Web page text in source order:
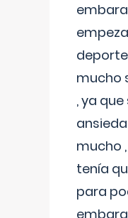
mucho
, ya
mucho
tenía
para